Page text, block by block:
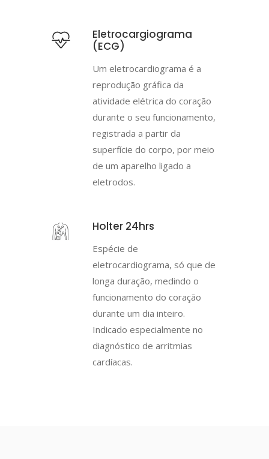
Eletrocargiograma
(ECG)
Um eletrocardiograma é a
reprodução gráfica da
atividade elétrica do coração
durante o seu funcionamento,
registrada a partir da
superfície do corpo, por meio
de um aparelho ligado a
eletrodos.
Holter 24hrs
Espécie de
eletrocardiograma, só que de
longa duração, medindo o
funcionamento do coração
durante um dia inteiro.
Indicado especialmente no
diagnóstico de arritmias
cardíacas.